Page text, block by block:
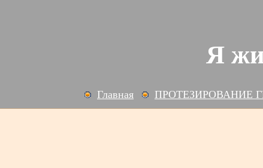
Я
Главная ПРОТЕЗИРОВАНИЕ